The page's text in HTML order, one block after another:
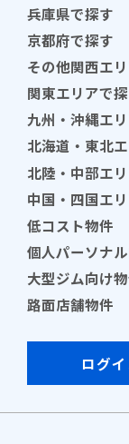
兵庫県で探す
京都府で探す
その他関西エ
関東エリアで
九州・沖縄エ
北海道・東北
北陸・中部エ
中国・四国エ
低コスト物件
個人パーソナ
大型ジム向け
路面店舗物件
ログ